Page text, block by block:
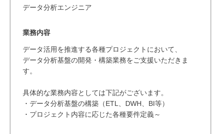
データ分析エンジニア
業務内容
データ活用を推進する各種プロジェクトにおいて、
データ分析基盤の開発・構築業務をご支援いただきま
す。
具体的な業務内容としては下記がございます。
・データ分析基盤の構築（ETL、DWH、BI等）
・プロジェクト内容に応じた各種要件定義～